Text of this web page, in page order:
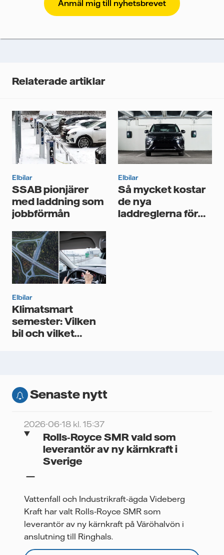
att Vattenfalls storföretagsförsäljning ska kunna
skicka nyhetsbrevet till dig, behöver vi dina uppgifter.
analysera deras prestanda, inklusive
tredje part, och du kan när som helst återkalla ditt
personuppgifter.
Jag samtycker till att Vattenfall behandlar mina
personuppgifter för att kunna skicka mig
nyhetsbrevet.*
Relaterade artiklar
Elbilar
SSAB pionjärer
med laddning som
jobbförmån
Elbilar
Så mycket kostar
de nya
laddreglerna för
Elbilar
Klimatsmart
semester: Vilken
bil och vilket
Senaste nytt
2026-06-18 kl. 15:37
Rolls‑Royce SMR vald som
leverantör av ny kärnkraft i
Sverige
Vattenfall och Industrikraft-ägda Videberg
Kraft har valt Rolls‑Royce SMR som
leverantör av ny kärnkraft på Väröhalvön i
anslutning till Ringhals.